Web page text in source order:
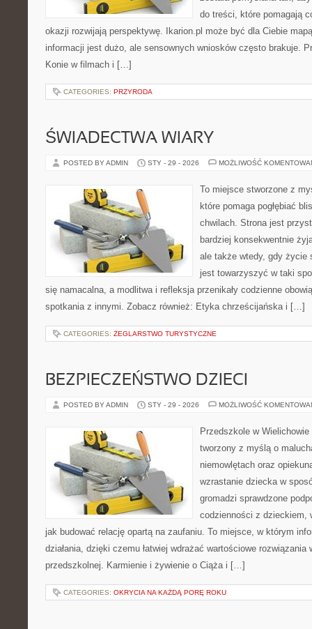
do treści, które pomagają
okazji rozwijają perspektywę. Ikarion.pl może być dla Ciebie
informacji jest dużo, ale sensownych wniosków często brakuje.
Konie w filmach i […]
CATEGORIES: PRZYRODA
ŚWIADECTWA WIARY
POSTED BY ADMIN STY - 29 - 2026 MOŻLIWOŚĆ
To miejsce stworzone z
które pomaga pogłębiać
chwilach. Strona jest
bardziej konsekwentnie
ale także wtedy, gdy życie
jest towarzyszyć w taki
się namacalna, a modlitwa i refleksja przenikały codzienne
spotkania z innymi. Zobacz również: Etyka chrześcijańska i […]
CATEGORIES: ŻEGLARSTWO TURYSTYCZNE
BEZPIECZEŃSTWO DZIECI
POSTED BY ADMIN STY - 29 - 2026 MOŻLIWOŚĆ
Przedszkole w
tworzony z myślą o
niemowlętach oraz
wzrastanie dziecka w
gromadzi sprawdzone
codzienności z dzieckiem,
jak budować relację opartą na zaufaniu. To miejsce, w którym
działania, dzięki czemu łatwiej wdrażać wartościowe rozwiązania
przedszkolnej. Karmienie i żywienie o Ciąża i […]
CATEGORIES: OKRYCIA NA KAŻDĄ PORĘ ROKU